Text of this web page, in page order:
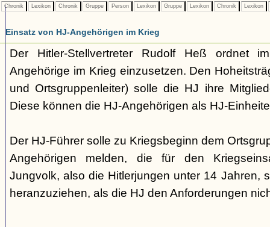
Chronik Lexikon Chronik Gruppe Person Lexikon Gruppe Lexikon Chronik Lexikon
Einsatz von HJ-Angehörigen im Krieg
Der Hitler-Stellvertreter Rudolf Heß ordnet
Angehörige im Krieg einzusetzen. Den
und Ortsgruppenleiter) solle die HJ ihre
Diese können die HJ-Angehörigen als HJ-
Der HJ-Führer solle zu Kriegsbeginn dem
Angehörigen melden, die für den
Jungvolk, also die Hitlerjungen unter 14 Jahren,
heranzuziehen, als die HJ den Anforderungen